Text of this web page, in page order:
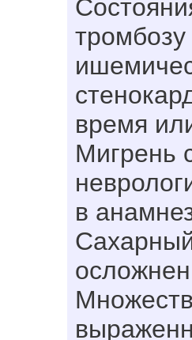
время
Мигрень
в